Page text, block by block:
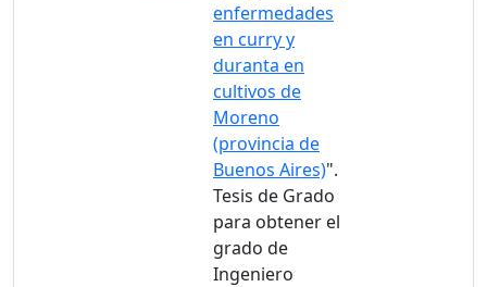
enfermedades
en curry y
duranta en
cultivos de
Moreno
(provincia de
Buenos Aires)".
Tesis de Grado
para obtener el
grado de
Ingeniero